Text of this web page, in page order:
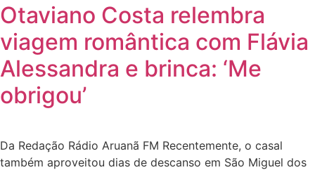
Otaviano Costa relembra
viagem romântica com Flávia
Alessandra e brinca: ‘Me
obrigou’
Da Redação Rádio Aruanã FM Recentemente, o casal
também aproveitou dias de descanso em São Miguel dos